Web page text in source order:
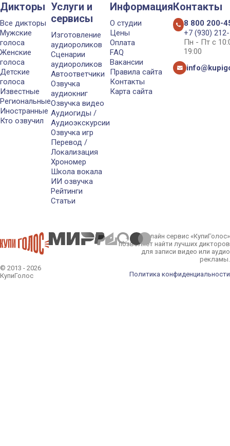
Дикторы
Все дикторы
Мужские
голоса
Женские
голоса
Детские
голоса
Известные
Региональные
Иностранные
Кто озвучил
Услуги и
сервисы
Изготовление
аудиороликов
Сценарии
аудиороликов
Автоответчики
Озвучка
аудиокниг
Озвучка видео
Аудиогиды /
Аудиоэкскурсии
Озвучка игр
Перевод /
Локализация
Хрономер
Школа вокала
ИИ озвучка
Рейтинги
Статьи
Информация
О студии
Цены
Оплата
FAQ
Вакансии
Правила сайта
Контакты
Карта сайта
Контакты
8 800 200-
+7 (930)
Пн - Пт с
19:00
© 2013 - 2026
КупиГолос
Онлайн сервис «КупиГолос»
позволяет найти лучших дикторов
для записи видео или аудио
рекламы.
Политика конфиденциальности